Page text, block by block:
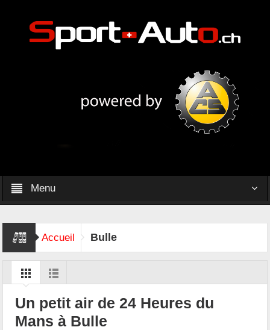
Menu
Accueil Bulle
Un petit air de 24 Heures du
Mans à Bulle